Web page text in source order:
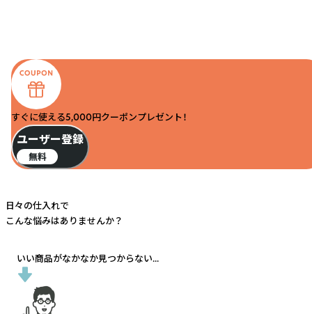
すぐに使える5,000円クーポンプレゼント！
ユーザー登録
無料
日々の仕入れで
こんな悩みはありませんか？
いい商品がなかなか見つからない...